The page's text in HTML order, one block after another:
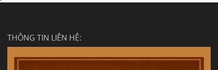
THÔNG TIN LIÊN HỆ: